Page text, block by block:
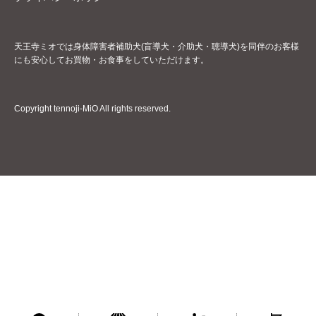
天王寺ミオでは身体障害者補助犬(盲導犬・介助犬・聴導犬)を同伴のお客様
にも安心してお買物・お食事をしていただけます。
Copyright tennoji-MiO All rights reserved.